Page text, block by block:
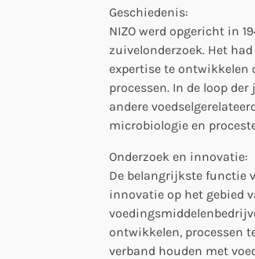
Geschiedenis:
NIZO werd opgericht in
zuivelonderzoek. Het
expertise te ontwikkelen
processen. In de loop
andere
microbiologie en
Onderzoek en innovatie:
De belangrijkste functie
innovatie op het gebied
ontwikkelen, processen
verband houden met